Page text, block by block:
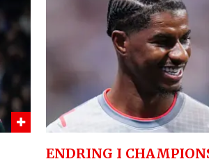
ENDRING I